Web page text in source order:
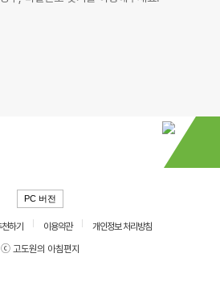
PC 버전
하기 이용약관
개인정보 처리방침
ⓒ 고도원의 아침편지